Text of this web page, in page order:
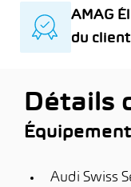
AMAG
du client
Détails
Audi Swiss